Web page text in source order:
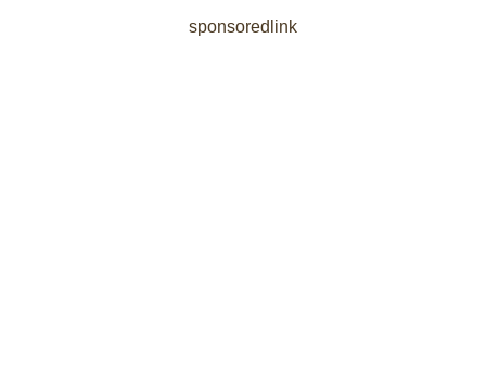
sponsoredlink